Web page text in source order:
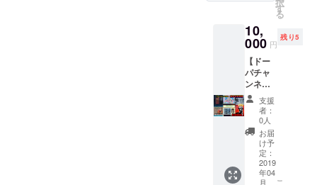
す。 ご
了承下
さい。
クで約1
時間〜1
時間半
お届け
しま
す。 ※
別途ド
リンク
代¥500
かかり
ます。
※全リ
ターン
特典
のパト
ある事
を周り
に自慢
しちゃ
いま
しょ
う！！
※サイズ
S,M,L,X
L ※全リ
ターン
特典
【謎の
す
る
10,
000 円
残り5
【ドー
パチャ
ンネル
の脚本&
監督
権】 あ
なたが
考えた
企画が
ドーパ
チャン
支援
者：
0人
お届
け予
定：
2019
年04
月